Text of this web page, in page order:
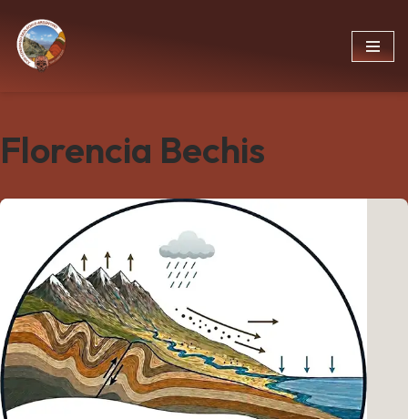
Ir
Florencia Bechis